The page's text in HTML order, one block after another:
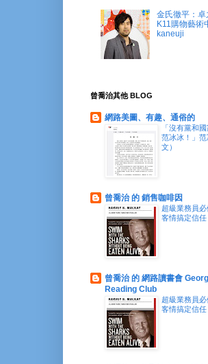
金氏徹平：
K11購物藝術
kaneuji
曾喬治其他 BLOG
網路美圖、有趣、通俗的
「沒有黨和
范冰冰！」
文）
曾喬治 的 銷售咖啡因
超級業務員
客情搞定信任
曾喬治 的 網路讀書會
Reading Club
超級業務員
客情搞定信任